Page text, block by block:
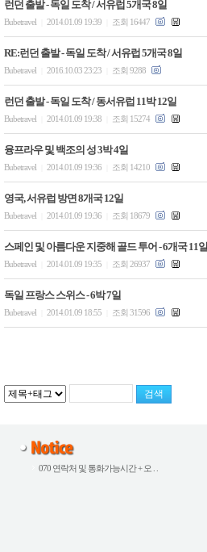
런던 출발 - 독일 도착 / 서유럽 5개국 8일
Bubetravel 2014.01.09 19:39 조회 16447
RE:런던 출발 - 독일 도착 / 서유럽 5개국 8일
Bubetravel 2016.10.03 23:23 조회 9288
런던 출발 - 독일 도착 / 동서유럽 11박 12일
Bubetravel 2014.01.09 19:38 조회 15274
융프라우 및 백조의 성 3박 4일
Bubetravel 2014.01.09 19:36 조회 14210
영국, 서유럽 방면 8개국 12일
Bubetravel 2014.01.09 19:36 조회 18679
스페인 및 아름다운 지중해 골드 투어 - 6개국 11일
Bubetravel 2014.01.09 19:35 조회 26937
독일 프랑스 스위스 - 6박 7일
Bubetravel 2014.01.09 18:55 조회 31596
070 연락처 및 통화가능시간 + 오 . .